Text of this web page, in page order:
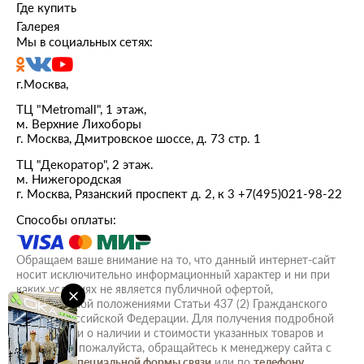
г.Москва,
ТЦ "Metromall", 1 этаж,
м. Верхние Лихоборы
г. Москва, Дмитровское шоссе, д. 73 стр. 1
ТЦ "Декоратор", 2 этаж.
м. Нижегородская
г. Москва, Рязанский проспект д. 2, к 3 +7(495)021-98-22
Способы оплаты:
Где купить
Галерея
Мы в социальных сетях:
Обращаем ваше внимание на то, что данный интернет-сайт
носит исключительно информационный характер и ни при
каких условиях не является публичной офертой,
определяемой положениями Статьи 437 (2) Гражданского
кодекса Российской Федерации. Для получения подробной
информации о наличии и стоимости указанных товаров и
(или) услуг, пожалуйста, обращайтесь к менеджеру сайта с